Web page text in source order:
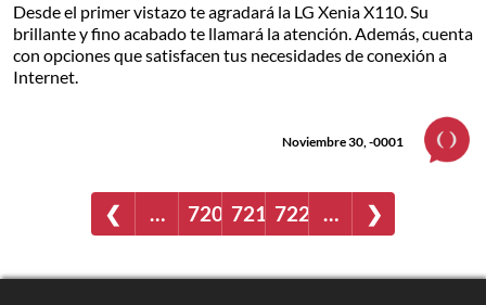
Desde el primer vistazo te agradará la LG Xenia X110. Su
brillante y fino acabado te llamará la atención. Además, cuenta
con opciones que satisfacen tus necesidades de conexión a
Internet.
Noviembre 30, -0001
❮ … 720 721 722 … ❯